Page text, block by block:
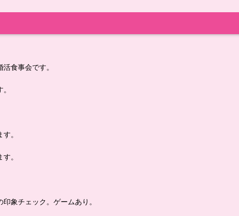
食事会です。
。
。
象チェック。ゲームあり。